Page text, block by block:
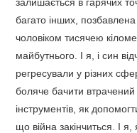
багато інших,
чоловіком тисячею
майбутнього. І я, і син
регресували у різних
боляче бачити втрачений
інструментів, як
що війна закінчиться. І